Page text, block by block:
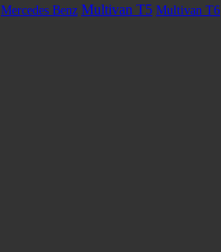
Mercedes Benz Multivan T5 Multivan T6